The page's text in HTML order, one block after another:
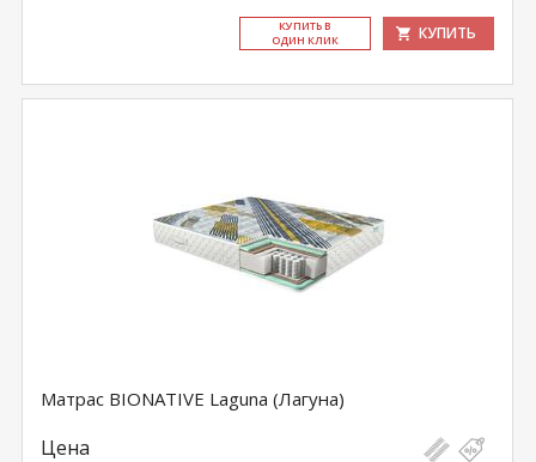
КУ­ПИТЬ В
ОДИН КЛИК
КУПИТЬ
Матрас BIONATIVE Laguna (Лагуна)
Цена